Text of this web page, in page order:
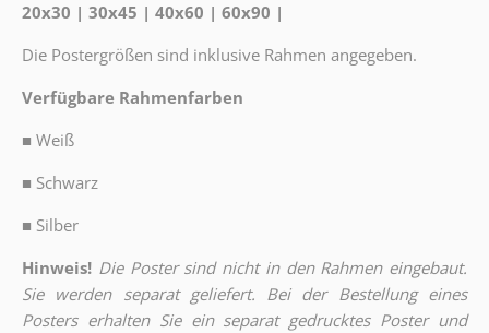
20x30 | 30x45 | 40x60 | 60x90 |
Die Postergrößen sind inklusive Rahmen angegeben.
Verfügbare Rahmenfarben
■ Weiß
■ Schwarz
■ Silber
Hinweis! Die Poster sind nicht in den Rahmen eingebaut.
Sie werden separat geliefert. Bei der Bestellung eines
Posters erhalten Sie ein separat gedrucktes Poster und